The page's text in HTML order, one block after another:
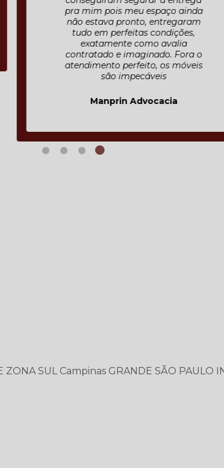
pra mim pois meu espaço ainda
não estava pronto, entregaram
tudo em perfeitas condições,
exatamente como avalia
contratado e imaginado. Fora o
atendimento perfeito, os móveis
são impecáveis
Manprin Advocacia
ZONA SUL Campinas GRANDE SÃO PAULO